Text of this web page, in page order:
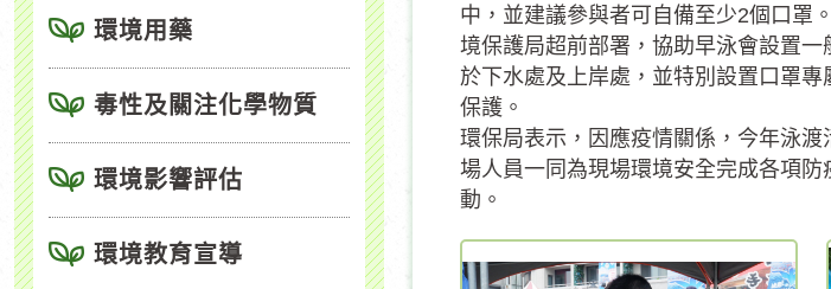
環境用藥
毒性及關注化學物質
環境影響評估
環境教育宣導
中，並建議參與者可自備至少2個口罩
境保護局超前部署，協助早泳會設置
於下水處及上岸處，並特別設置口罩
保護。
環保局表示，因應疫情關係，今年泳
場人員一同為現場環境安全完成各項
動。